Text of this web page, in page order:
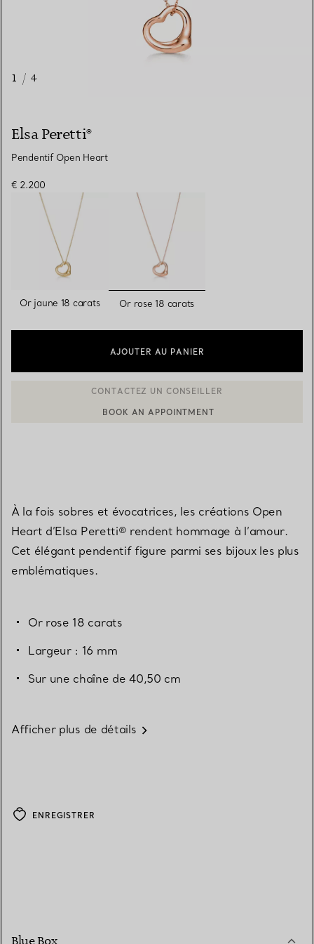
1 / 4
Elsa Peretti®
Pendentif Open Heart
€ 2.200
Or jaune 18 carats sélectionnés
Or rose 18 carats
AJOUTER AU PANIER
À la fois sobres et évocatrices, les créations Open
Heart d’Elsa Peretti® rendent hommage à l’amour.
Cet élégant pendentif figure parmi ses bijoux les plus
emblématiques.
Or rose 18 carats
Largeur : 16 mm
Sur une chaîne de 40,50 cm
Afficher plus de détails
ENREGISTRER